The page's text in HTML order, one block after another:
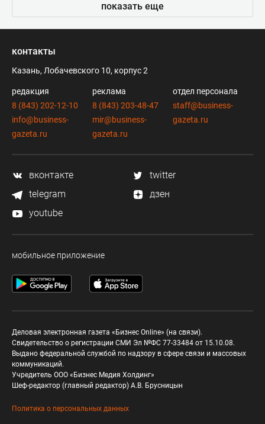
показать еще
контакты
Казань, Лобачевского 10, корпус 2
редакция
8 (843) 202-12-10
info@business-
gazeta.ru
реклама
8 (843) 203-48-47
mir@business-
gazeta.ru
отдел персонала
staff@business-
gazeta.ru
вконтакте
twitter
telegram
дзен
youtube
мобильное приложение
Деловая электронная газета «Бизнес Online» (на связи).
Свидетельство о регистрации СМИ Эл №ФС 77-33484 от 15.10.08.
Выдано федеральной службой по надзору в сфере связи и массовых
коммуникаций.
Учредитель ООО «Бизнес Медия Холдинг»
Шеф-редактор (главный редактор) А.В. Брусницын
Политика о персональных данных